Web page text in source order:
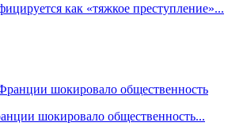
как «тяжкое преступление»...
шокировало общественность...